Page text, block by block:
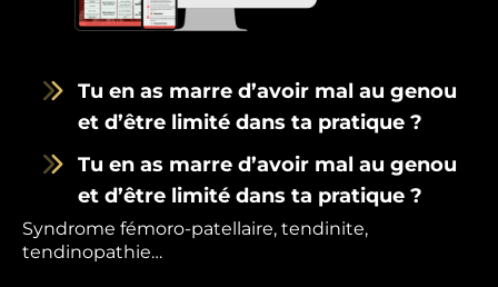
Tu en as marre d’avoir mal au genou
et d’être limité dans ta pratique ?
Tu en as marre d’avoir mal au genou
et d’être limité dans ta pratique ?
Syndrome fémoro-patellaire, tendinite,
tendinopathie…